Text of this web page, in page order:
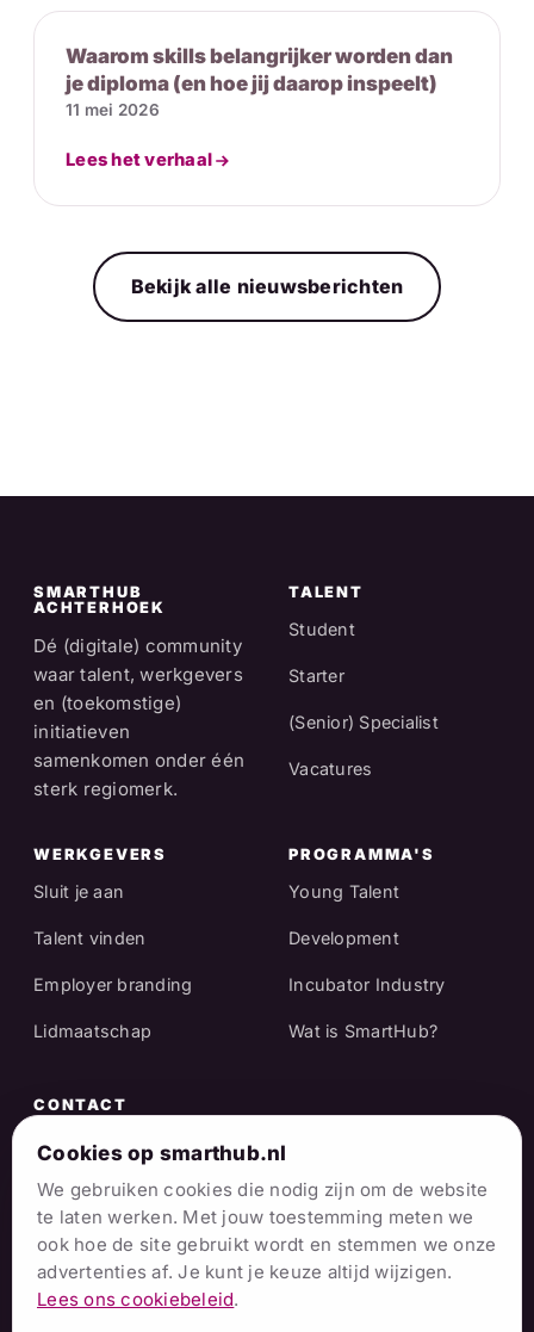
Waarom skills belangrijker worden dan
je diploma (en hoe jij daarop inspeelt)
11 mei 2026
Lees het verhaal
Bekijk alle nieuwsberichten
SMARTHUB
ACHTERHOEK
Dé (digitale) community
waar talent, werkgevers
en (toekomstige)
initiatieven
samenkomen onder één
sterk regiomerk.
TALENT
Student
Starter
(Senior) Specialist
Vacatures
WERKGEVERS
Sluit je aan
Talent vinden
Employer branding
Lidmaatschap
PROGRAMMA'S
Young Talent
Development
Incubator Industry
Wat is SmartHub?
CONTACT
Raadhuisstraat 25
7001 EX Doetinchem
info@smarthub.nl
06 38 06 65 16
Cookies op smarthub.nl
We gebruiken cookies die nodig zijn om de website
te laten werken. Met jouw toestemming meten we
ook hoe de site gebruikt wordt en stemmen we onze
advertenties af. Je kunt je keuze altijd wijzigen.
Lees ons cookiebeleid.